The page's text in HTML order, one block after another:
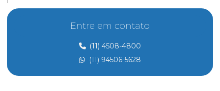
Controle de acesso e portaria
Controle de acesso preço
Controle de acesso de prestadores de serviço
Entre em contato
(11) 4508-4800
(11) 94506-5628